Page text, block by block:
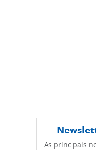
As principais